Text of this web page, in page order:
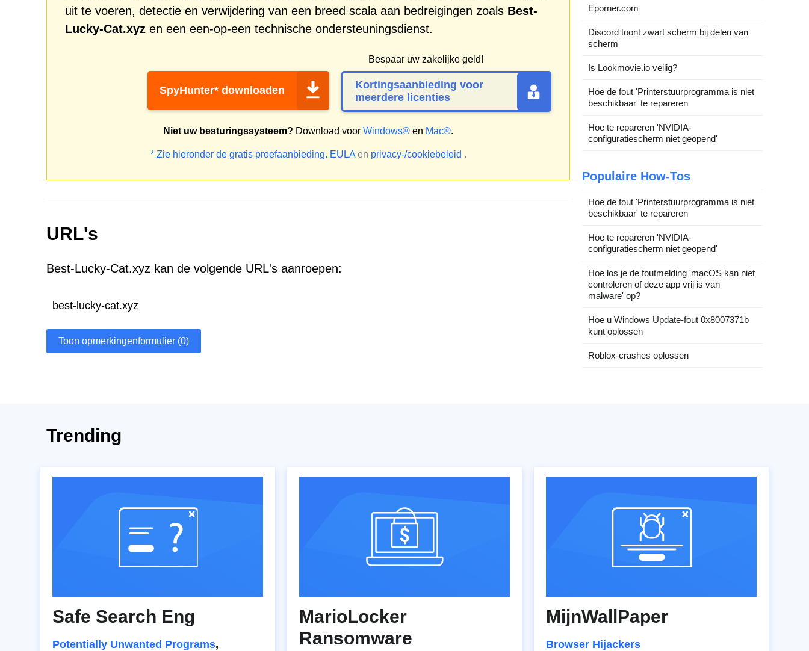
uit te voeren, detectie en verwijdering van een breed scala aan bedreigingen zoals Best-
Lucky-Cat.xyz en een een-op-een technische ondersteuningsdienst.
SpyHunter* downloaden
Bespaar uw zakelijke geld!
Kortingsaanbieding voor
meerdere licenties
Niet uw besturingssysteem? Download voor Windows® en Mac®.
* Zie hieronder de gratis proefaanbieding. EULAen privacy-/cookiebeleid .
URL's
Best-Lucky-Cat.xyz kan de volgende URL's aanroepen:
best-lucky-cat.xyz
Toon opmerkingenformulier (0)
Eporner.com
Discord toont zwart scherm bij delen van
scherm
Is Lookmovie.io veilig?
Hoe de fout 'Printerstuurprogramma is niet
beschikbaar' te repareren
Hoe te repareren 'NVIDIA-
configuratiescherm niet geopend'
Populaire How-Tos
Hoe de fout 'Printerstuurprogramma is niet
beschikbaar' te repareren
Hoe te repareren 'NVIDIA-
configuratiescherm niet geopend'
Hoe los je de foutmelding 'macOS kan niet
controleren of deze app vrij is van
malware' op?
Hoe u Windows Update-fout 0x8007371b
kunt oplossen
Roblox-crashes oplossen
Trending
Safe Search Eng
Potentially Unwanted Programs,
MarioLocker
Ransomware
MijnWallPaper
Browser Hijackers